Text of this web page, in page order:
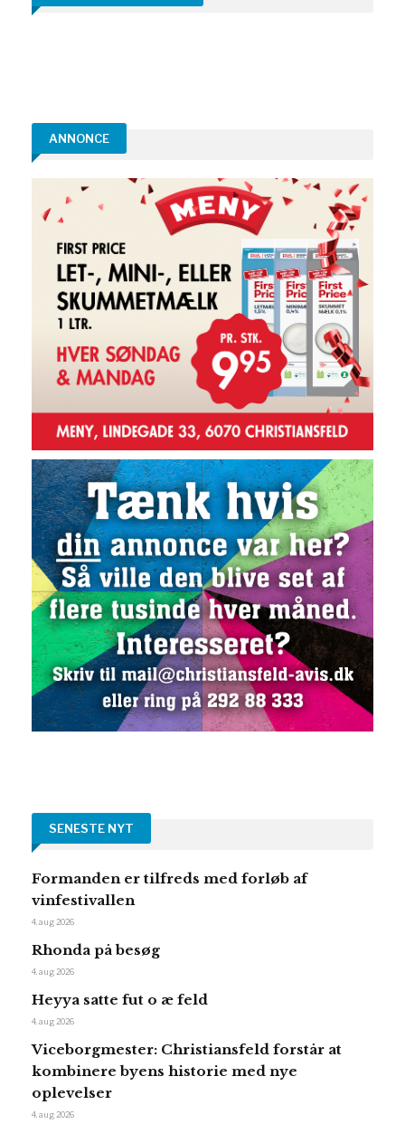
ANNONCE
SENESTE NYT
Formanden er tilfreds med forløb af
vinfestivallen
4. aug 2026
Rhonda på besøg
4. aug 2026
Heyya satte fut o æ feld
4. aug 2026
Viceborgmester: Christiansfeld forstår at
kombinere byens historie med nye
oplevelser
4. aug 2026